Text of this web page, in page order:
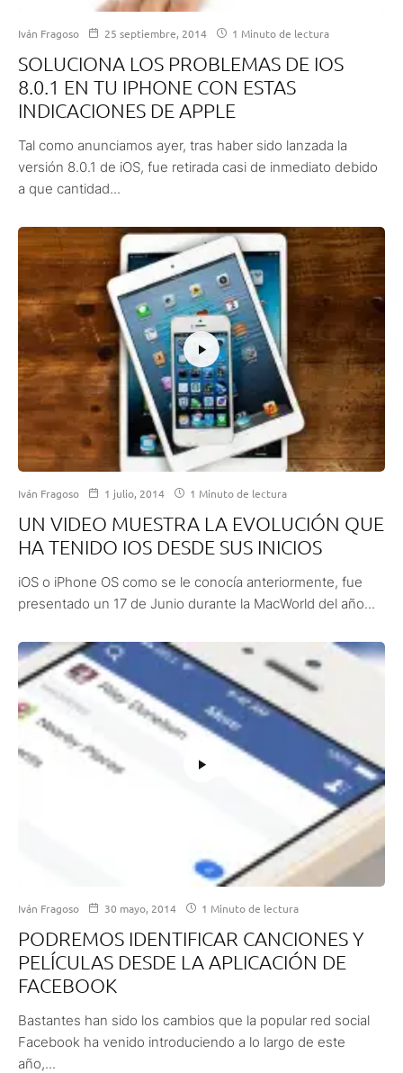
Iván Fragoso 25 septiembre, 2014 1 Minuto de lectura
SOLUCIONA LOS PROBLEMAS DE IOS
8.0.1 EN TU IPHONE CON ESTAS
INDICACIONES DE APPLE
Tal como anunciamos ayer, tras haber sido lanzada la
versión 8.0.1 de iOS, fue retirada casi de inmediato debido
a que cantidad...
Iván Fragoso 1 julio, 2014 1 Minuto de lectura
UN VIDEO MUESTRA LA EVOLUCIÓN QUE
HA TENIDO IOS DESDE SUS INICIOS
iOS o iPhone OS como se le conocía anteriormente, fue
presentado un 17 de Junio durante la MacWorld del año...
Iván Fragoso 30 mayo, 2014 1 Minuto de lectura
PODREMOS IDENTIFICAR CANCIONES Y
PELÍCULAS DESDE LA APLICACIÓN DE
FACEBOOK
Bastantes han sido los cambios que la popular red social
Facebook ha venido introduciendo a lo largo de este
año,...